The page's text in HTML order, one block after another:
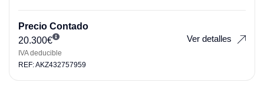
Precio Contado
20.300€
IVA deducible
Ver detalles
REF: AKZ432757959